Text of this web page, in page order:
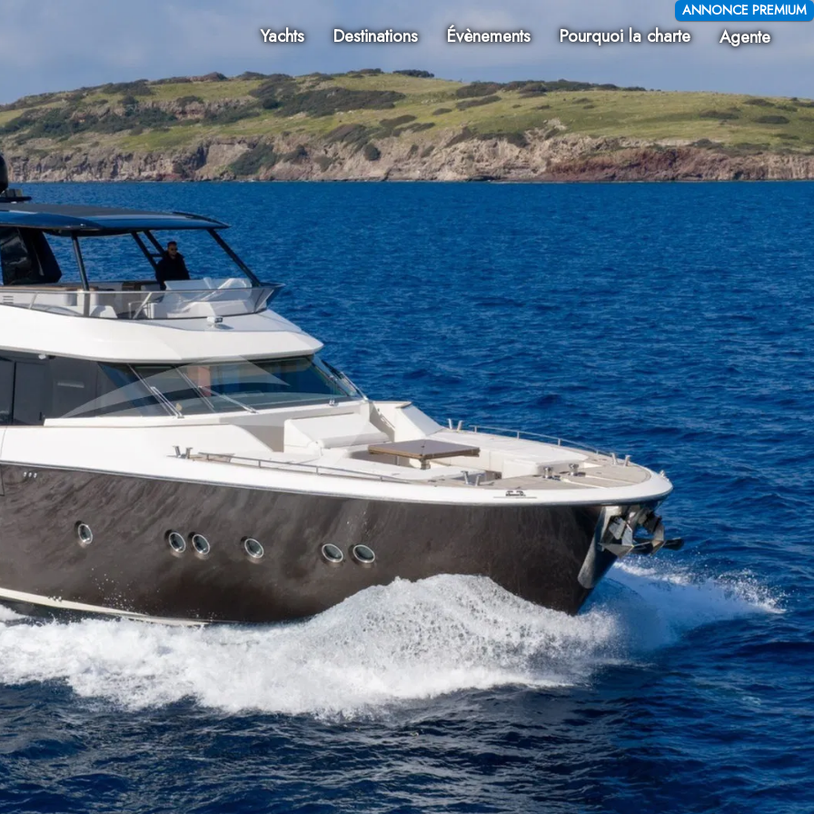
Yachts Destinations Évènements Pourquoi la charte Agente
ANNONCE PREMIUM